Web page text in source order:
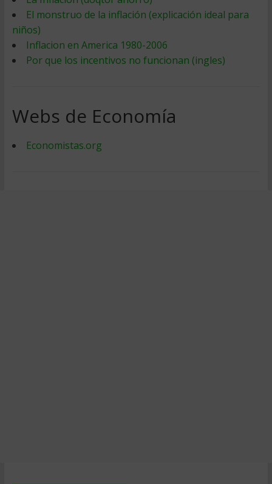
El monstruo de la inflación (explicación ideal para
niños)
Inflacion en America 1980-2006
Por que los incentivos no funcionan (ingles)
Webs de Economía
Economistas.org